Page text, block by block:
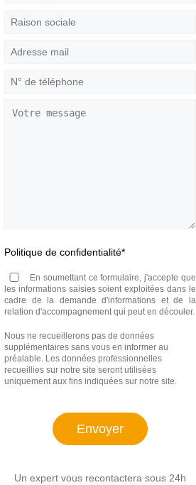
prénom*
Raison
Adresse
N°
téléphone*
Votre
Politique de confidentialité*
En soumettant ce formulaire, j'accepte que
les informations saisies soient exploitées dans le
cadre de la demande d'informations et de la
relation d'accompagnement qui peut en découler.
Nous ne recueillerons pas de données
supplémentaires sans vous en informer au
préalable. Les données professionnelles
recueillies sur notre site seront utilisées
uniquement aux fins indiquées sur notre site.
Un expert vous recontactera sous 24h